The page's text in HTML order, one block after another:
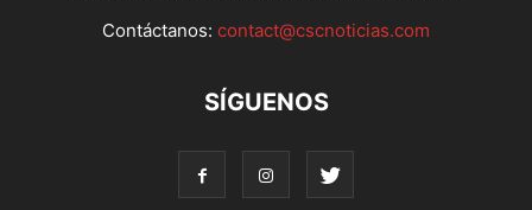
Contáctanos: contact@cscnoticias.com
SÍGUENOS